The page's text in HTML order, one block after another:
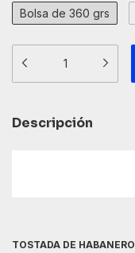
Bolsa de 360 grs
Descripción
TOSTADA DE HABANERO